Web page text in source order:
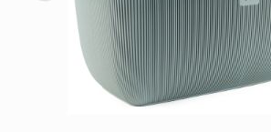
ГРУНТЫ И УДОБРЕНИЯ
ПРЕДМЕТЫ ИНТЕРЬЕРА
ВАЗЫ